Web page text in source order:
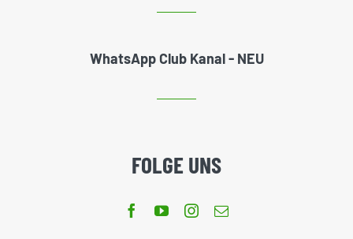
WhatsApp Club Kanal - NEU
FOLGE UNS